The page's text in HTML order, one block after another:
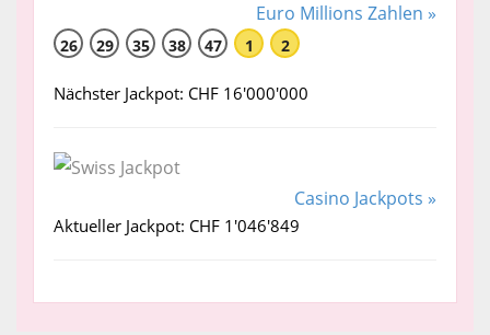
Euro Millions Zahlen »
26 29 35 38 47 1 2
Nächster Jackpot: CHF 16'000'000
Casino Jackpots »
Aktueller Jackpot: CHF 1'046'849